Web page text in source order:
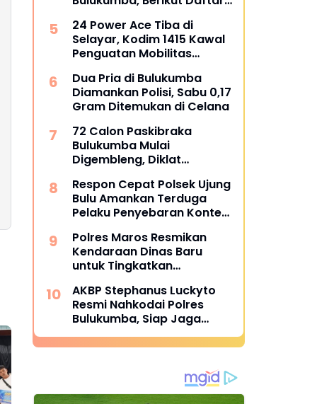
24 Power Ace Tiba di
Selayar, Kodim 1415 Kawal
Penguatan Mobilitas
Dua Pria di Bulukumba
Diamankan Polisi, Sabu 0,17
Gram Ditemukan di Celana
72 Calon Paskibraka
Bulukumba Mulai
Digembleng, Diklat
Respon Cepat Polsek Ujung
Bulu Amankan Terduga
Pelaku Penyebaran Konten
Polres Maros Resmikan
Kendaraan Dinas Baru
untuk Tingkatkan
AKBP Stephanus Luckyto
Resmi Nahkodai Polres
Bulukumba, Siap Jaga
Kondusivitas Wilayah